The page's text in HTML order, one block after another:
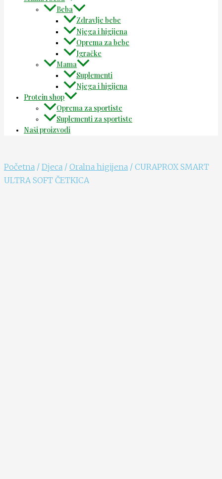
Beba
Zdravlje bebe
Njega i higijena
Oprema za bebe
Igračke
Mama
Suplementi
Njega i higijena
Protein shop
Oprema za sportiste
Suplementi za sportiste
Naši proizvodi
Početna / Djeca / Oralna higijena / CURAPROX SMART
ULTRA SOFT ČETKICA